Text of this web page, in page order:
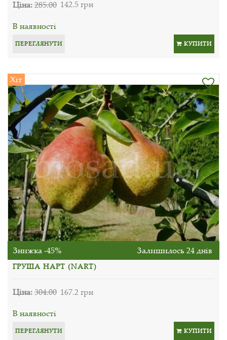
Ціна:285.00 142.5 грн
В наявності
ПЕРЕГЛЯНУТИ КУПИТИ
Хіт
Знижка -45% Залишилось 24 днів
ГРУША НАРТ (NART)
Ціна:304.00 167.2 грн
В наявності
ПЕРЕГЛЯНУТИ КУПИТИ